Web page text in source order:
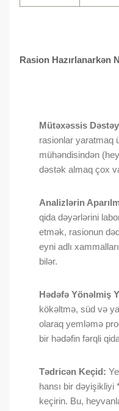
Rasion Hazırlanarkən
Mütəxəssis
rasionlar yaratmaq
mühəndisindən
dəstək almaq çox
Analizlərin
qida dəyərlərini
etmək, rasionun
eyni adlı
bilər.
Hədəfə Yönəlmiş
kökəltmə, süd və ya
olaraq yemləmə
bir hədəfin fərqli
Tədricən Keçid:
hansı bir
keçirin. Bu,